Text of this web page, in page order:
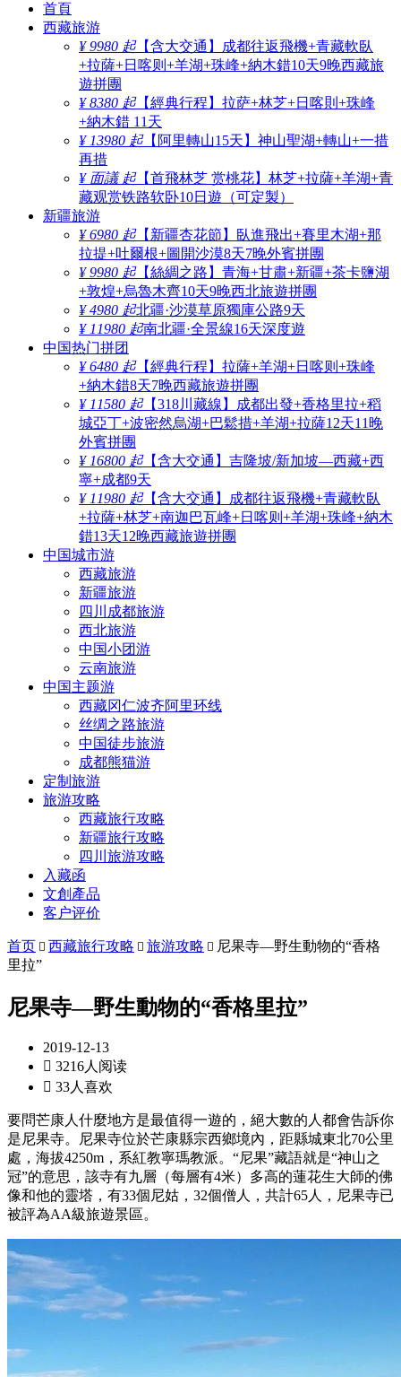
首頁
西藏旅游
¥ 9980 起【含大交通】成都往返飛機+青藏軟臥
+拉薩+日喀则+羊湖+珠峰+納木錯10天9晚西藏旅
遊拼團
¥ 8380 起【經典行程】拉萨+林芝+日喀則+珠峰
+納木錯 11天
¥ 13980 起【阿里轉山15天】神山聖湖+轉山+一措
再措
¥ 面議 起【首飛林芝 赏桃花】林芝+拉薩+羊湖+青
藏观赏铁路软卧10日遊（可定製）
新疆旅游
¥ 6980 起【新疆杏花節】臥進飛出+賽里木湖+那
拉提+吐爾根+圖開沙漠8天7晚外賓拼團
¥ 9980 起【絲綢之路】青海+甘肅+新疆+茶卡鹽湖
+敦煌+烏魯木齊10天9晚西北旅遊拼團
¥ 4980 起北疆·沙漠草原獨庫公路9天
¥ 11980 起南北疆·全景線16天深度遊
中国热门拼团
¥ 6480 起【經典行程】拉薩+羊湖+日喀则+珠峰
+納木錯8天7晚西藏旅遊拼團
¥ 11580 起【318川藏線】成都出發+香格里拉+稻
城亞丁+波密然烏湖+巴鬆措+羊湖+拉薩12天11晚
外賓拼團
¥ 16800 起【含大交通】吉隆坡/新加坡—西藏+西
寧+成都9天
¥ 11980 起【含大交通】成都往返飛機+青藏軟臥
+拉薩+林芝+南迦巴瓦峰+日喀则+羊湖+珠峰+納木
錯13天12晚西藏旅遊拼團
中国城市游
西藏旅游
新疆旅游
四川成都旅游
西北旅游
中国小团游
云南旅游
中国主题游
西藏冈仁波齐阿里环线
丝绸之路旅游
中国徒步旅游
成都熊猫游
定制旅游
旅游攻略
西藏旅行攻略
新疆旅行攻略
四川旅游攻略
入藏函
文創產品
客户评价
首页  西藏旅行攻略  旅游攻略  尼果寺—野生動物的“香格
里拉”
尼果寺—野生動物的“香格里拉”
2019-12-13
 3216人阅读
 33人喜欢
要問芒康人什麼地方是最值得一遊的，絕大數的人都會告訴你
是尼果寺。尼果寺位於芒康縣宗西鄉境內，距縣城東北70公里
處，海拔4250m，系紅教寧瑪教派。“尼果”藏語就是“神山之
冠”的意思，該寺有九層（每層有4米）多高的蓮花生大師的佛
像和他的靈塔，有33個尼姑，32個僧人，共計65人，尼果寺已
被評為AA級旅遊景區。